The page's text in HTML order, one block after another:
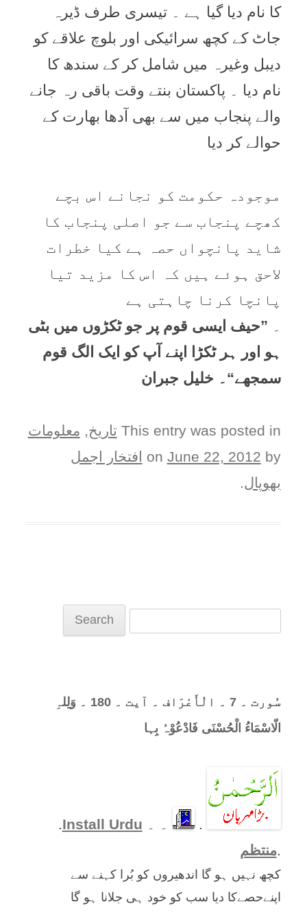
کا نام دیا گیا ہے ۔ تیسری طرف ڈیرہ
جاٹ کے کچھ سرائیکی اور بلوچ علاقے کو
دیبل وغیرہ میں شامل کر کے سندھ کا
نام دیا ۔ پاکستان بنتے وقت باقی رہ جانے
والے پنجاب میں سے بھی آدھا بھارت کے
حوالے کر دیا
موجودہ حکومت کو نجانے اس بچے
کھچے پنجاب سے جو اصلی پنجاب کا
شاید پانچواں حصہ ہے کیا خطرات
لاحق ہوئے ہیں کہ اس کا مزید تیا
پانچا کرنا چاہتی ہے
۔ ”حیف ایسی قوم پر جو ٹکڑوں میں بٹی
ہو اور ہر ٹکڑا اپنے آپ کو ایک الگ قوم
سمجھے“۔ خلیل جبران
This entry was posted in تاریخ, معلومات
on June 22, 2012 by
افتخار اجمل
بھوپال.
سُورت ۔ 7 ۔ الْأَعْرَاف ۔ آیت ۔ 180 ۔ وَلِلہِ
الّاسْمَاءُ الْحُسْنَی فَادْعُوْہُ بِہا
. ۔ ۔ Install Urdu
.
.منتظم
کچھ نہیں ہو گا اندھیروں کو بُرا کہنے سے
اپنےحصےکا دیا سب کو خود ہی جلانا ہو گا